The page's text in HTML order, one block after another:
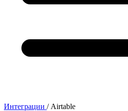
Интеграции / Airtable